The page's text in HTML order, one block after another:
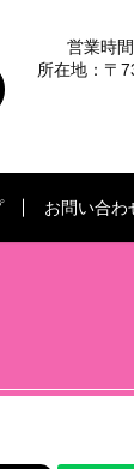
営業時
所在地：〒
お問い合わ